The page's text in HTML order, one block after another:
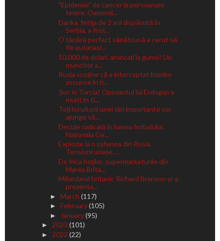
"Epidemie" de cancer la persoanele
tinere. Oamenii...
Danka, fetiţa de 2 ani dispărută în
Serbia, a fost...
O tânără perfect sănătoasă a cerut să
fie eutanasi...
10.000 de dolari, aruncați la gunoi! Un
muncitor a...
Rusia susține că a interceptat bombe
ascunse în ic...
Șoc în Turcia! Opozantul lui Erdogan a
murit în ti...
Toți locuitorii unei țări importante vor
ajunge să...
Decizie radicală în lumea fotbalului.
Naționala Ge...
Explozie la o cafenea din Rusia.
Tensiuni uriașe, ...
De frica hoților, supermarketurile din
Marea Brita...
Miliardarul britanic Richard Branson și-a
prezenta...
► March (117)
► February(105)
► January(95)
► 2023 (101)
► 2022 (22)